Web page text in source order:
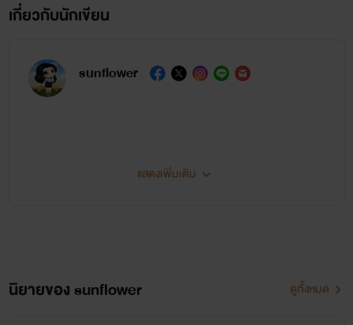
เกี่ยวกับนักเขียน
sunflower
แสดงเพิ่มเติม
นิยายของ sunflower ดูทั้งหมด